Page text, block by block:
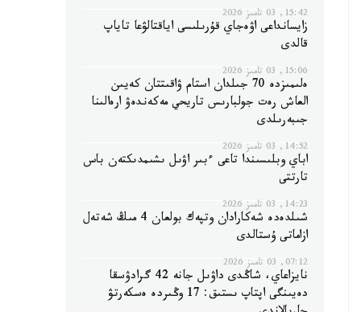
15:42, 03 تامىز 2026
زايسانداعى اۋەجاي قۇرىلىسى اياقتالۋعا تاياپ
قالدى
15:06, 03 تامىز 2026
ەلىمىزدە 70 جىلدان استام ۋاقىتتان كەيىن
العاش رەت جولبارىس تاريحي مەكەندەۋ ارەالىنا
جىبەرىلدى
14:52, 03 تامىز 2026
اباي وبلىسىندا تاعى ءبىر اۋىل ىشىمدىكتەن باس
تارتتى
14:23, 03 تامىز 2026
شىلدەدە شەكارادان وتپەك بولعان 4 مىڭ شەتەل
ازاماتى ۇستالدى
07:12, 03 تامىز 2026
نايزاعاي، شاڭدى داۋىل جانە 42 گرادۋسقا
دەيىنگى اپتاپ ىستىق: 17 وڭىردە ەسكەرتۋ